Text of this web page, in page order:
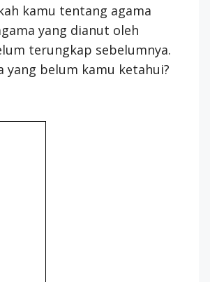
kamu tentang agama
yang dianut oleh
terungkap sebelumnya.
yang belum kamu ketahui?